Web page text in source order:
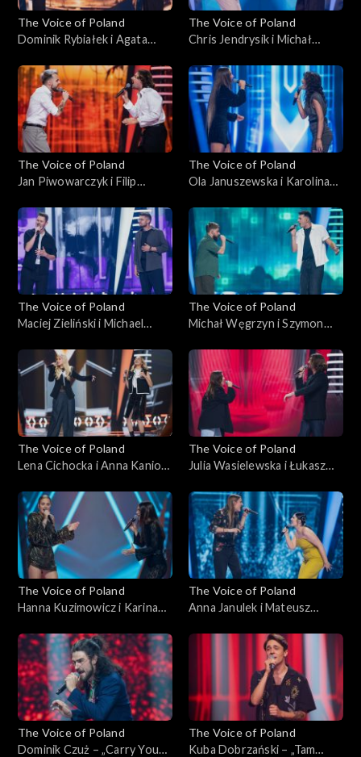
The Voice of Poland
Dominik Rybiałek i Agata
Ciebie”; „The Voice of
Poland”, Bitwy, 18
października 2025
The Voice of Poland
Chris Jendrysik i Michał
in the Mirror”; „The Voice of
Poland”, Bitwy, 18
października 2025
The Voice of Poland
Jan Piwowarczyk i Filip
Open”; „The Voice of
Poland”, Bitwy, 11
października 2025
The Voice of Poland
Ola Januszewska i Karolina
„The Voice of Poland”, Bitwy,
11 października 2025
The Voice of Poland
Maciej Zieliński i Michael
of Poland”, Bitwy, 11
października 2025
The Voice of Poland
Michał Węgrzyn i Szymon
Voice of Poland”, Bitwy, 11
października 2025
The Voice of Poland
Lena Cichocka i Anna Kaniok
Poland”, Bitwy, 11
października 2025
The Voice of Poland
Julia Wasielewska i Łukasz
Voice of Poland”, Bitwy, 11
października 2025
The Voice of Poland
Hanna Kuzimowicz i Karina
You Now”; „The Voice of
Poland”, Bitwy, 11
października 2025
The Voice of Poland
Anna Janulek i Mateusz
Voice of Poland”, Bitwy, 11
października 2025
The Voice of Poland
Dominik Czuż – „Carry You
The Voice of Poland
Kuba Dobrzański – „Tam